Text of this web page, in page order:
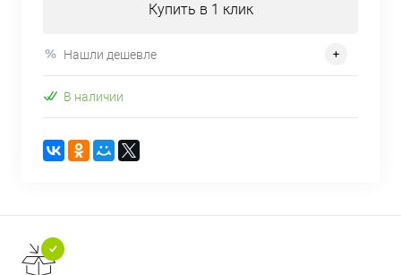
Купить в 1 клик
Нашли дешевле
В наличии